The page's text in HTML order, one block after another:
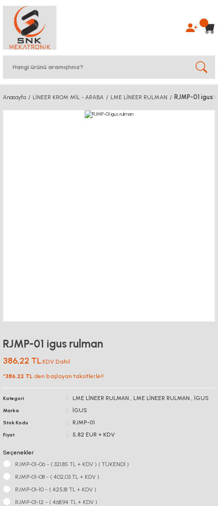
Anasayfa LİNEER KROM MİL - ARABA LME LİNEER RULMAN RJMP-01 igus
RJMP-01 igus rulman
386,22 TL KDV Dahil
*386,22 TL den başlayan taksitlerle!!
Kategori LME LİNEER RULMAN , LME LİNEER RULMAN , İGUS
Marka İGUS
Stok Kodu RJMP-01
Fiyat 5,82 EUR + KDV
Seçenekler
RJMP-01-06 - ( 321,85 TL + KDV ) ( TÜKENDİ )
RJMP-01-08 - ( 402,03 TL + KDV )
RJMP-01-10 - ( 425,81 TL + KDV )
RJMP-01-12 - ( 468,94 TL + KDV )